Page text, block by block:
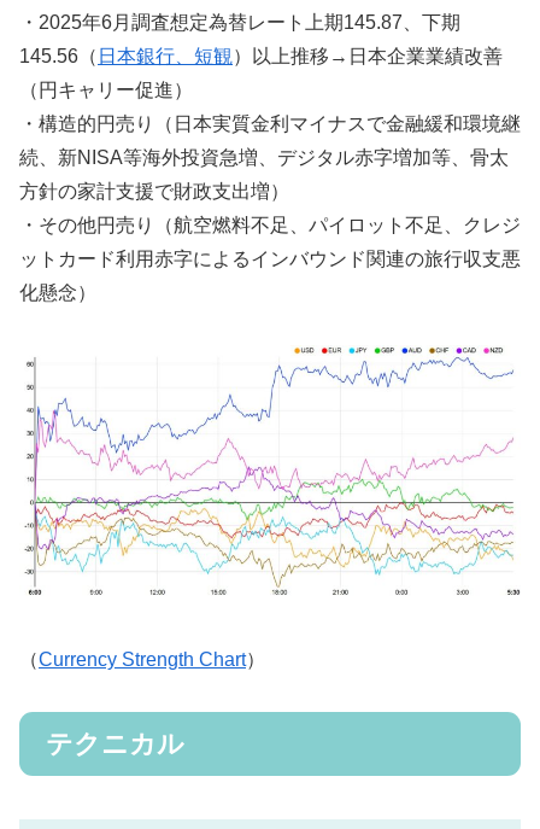
・2025年6月調査想定為替レート上期145.87、下期
145.56（ 日本銀行、短観）以上推移→日本企業業績改善
（円キャリー促進）
・構造的円売り（日本実質金利マイナスで金融緩和環境継
続、新NISA等海外投資急増、デジタル赤字増加等、骨太
方針の家計支援で財政支出増）
・その他円売り（航空燃料不足、パイロット不足、クレジ
ットカード利用赤字によるインバウンド関連の旅行収支悪
化懸念）
（Currency Strength Chart）
テクニカル